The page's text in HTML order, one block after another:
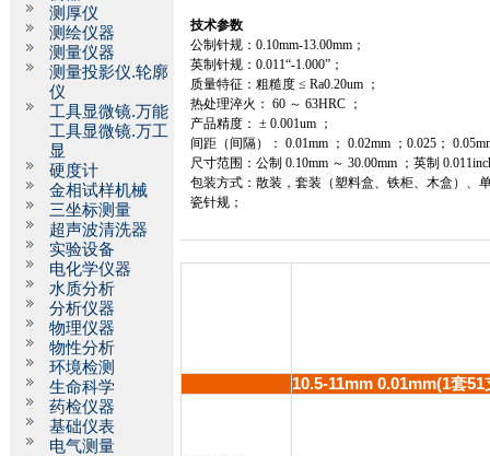
测厚仪
测绘仪器
测量仪器
测量投影仪.轮廓
仪
工具显微镜.万能
工具显微镜.万工
显
硬度计
金相试样机械
三坐标测量
超声波清洗器
实验设备
电化学仪器
水质分析
分析仪器
物理仪器
物性分析
环境检测
生命科学
药检仪器
基础仪表
电气测量
技术参数
公制针规：0.10mm-13.00mm ；
英制针规：0.011“-1.000” ；
质量特征：粗糙度 ≤ Ra0.20um ；
热处理淬火： 60 ～ 63HRC ；
产品精度： ± 0.001um ；
间距（间隔）： 0.01mm ； 0.02mm ；0.025 ；
尺寸范围：公制 0.10mm ～ 30.00mm ；英制
包装方式：散装，套装（塑料盒、铁柜、木盒）、
瓷针规；
10.5-11mm 0.01mm(1套51